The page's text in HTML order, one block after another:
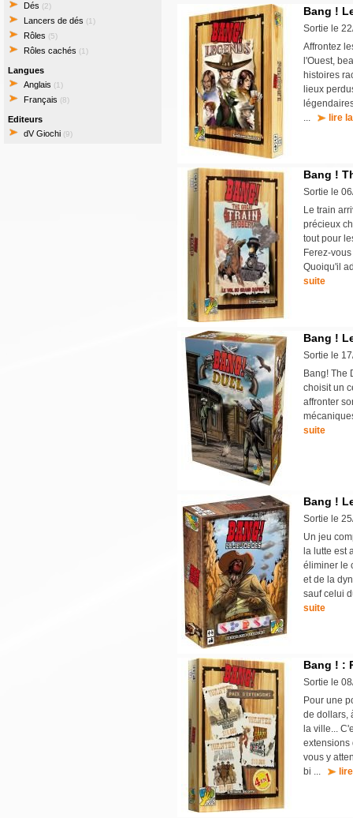
Dés (2)
Lancers de dés (1)
Rôles (5)
Rôles cachés (1)
Langues
Anglais (1)
Français (8)
Editeurs
dV Giochi (9)
Bang !
Sortie le
Affrontez
l'Ouest,
histoires
lieux
...
lire
Bang !
Sortie le
Le train
précieux
tout pour
Ferez-
Quoiqu'il
suite
Bang !
Sortie le
Bang! The
choisit un
affronter
suite
Bang !
Sortie le
Un jeu
la lutte est
éliminer le
et de la
sauf celui
suite
Bang ! :
Sortie le
Pour une
de dollars,
la ville...
extensions
vous y
bi ...